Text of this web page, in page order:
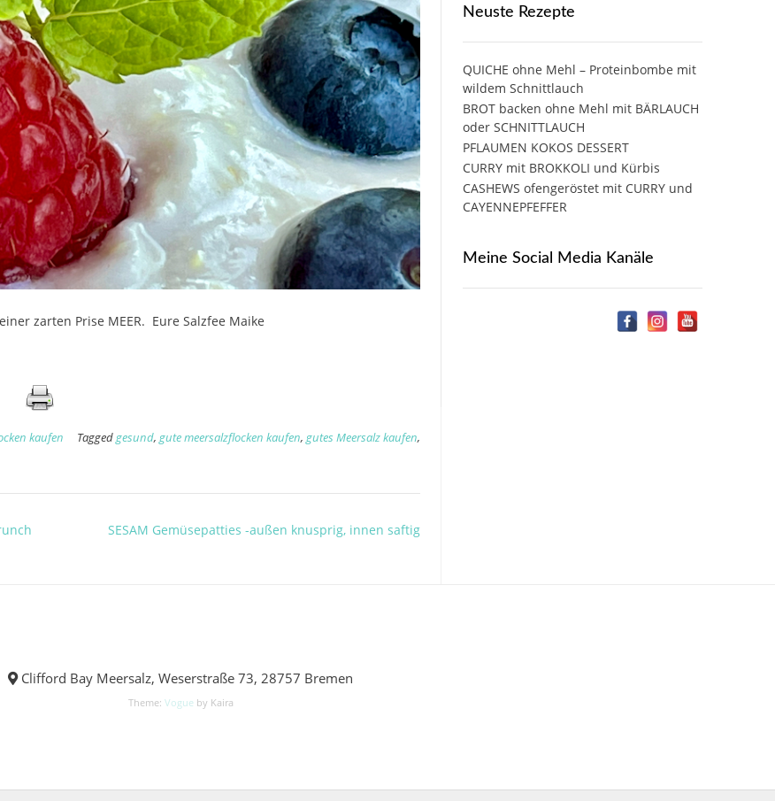
zarten Prise MEER. Eure Salzfee Maike
kaufen Taggedgesund, gute meersalzflocken kaufen, gutes Meersalz kaufen,
SESAM Gemüsepatties -außen knusprig, innen saftig
Neuste Rezepte
QUICHE ohne Mehl – Proteinbombe mit
wildem Schnittlauch
BROT backen ohne Mehl mit BÄRLAUCH
oder SCHNITTLAUCH
PFLAUMEN KOKOS DESSERT
CURRY mit BROKKOLI und Kürbis
CASHEWS ofengeröstet mit CURRY und
CAYENNEPFEFFER
Meine Social Media Kanäle
Clifford Bay Meersalz, Weserstraße 73, 28757 Bremen
Theme: Vogue by Kaira